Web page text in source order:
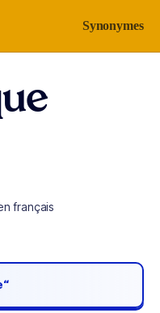
Synonymes
français